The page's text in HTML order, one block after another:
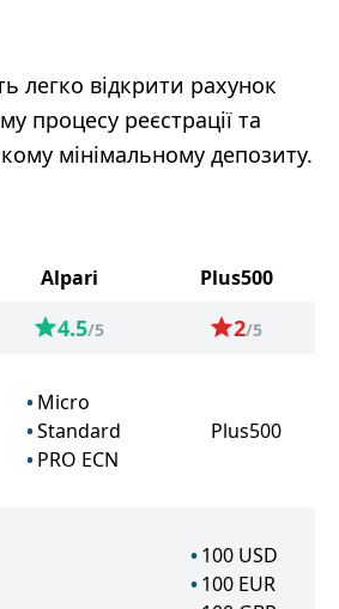
легко відкрити рахунок
процесу реєстрації та
мінімальному депозиту.
Alpari
Plus500
4.5/5 2/5
Micro
Standard
PRO ECN
Plus500
100 USD
100 EUR